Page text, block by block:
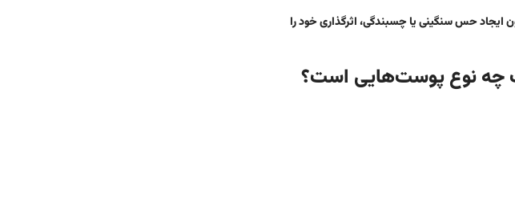
وارد پوست می‌شود و بدون ایجاد حس سنگینی یا چسبندگی، اثرگذاری خود را
چه نوع پوست‌هایی است؟